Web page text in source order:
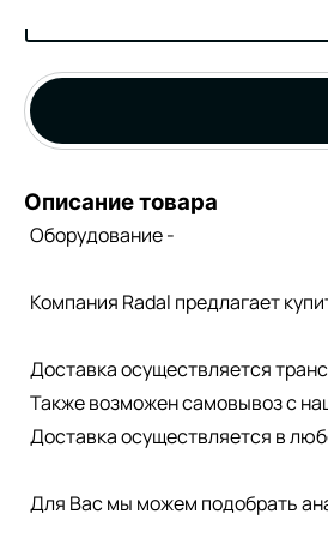
Описание товара
Оборудование -
Компания Radal предлагает
Доставка осуществляется
Также возможен самовывоз с
Доставка осуществляется в
Для Вас мы можем подобрать